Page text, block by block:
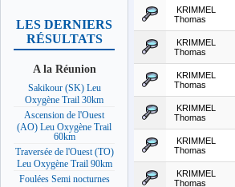
LES DERNIERS
RÉSULTATS
A la Réunion
Sakikour (SK) Leu
Oxygène Trail 30km
Ascension de l'Ouest
(AO) Leu Oxygène Trail
60km
Traversée de l'Ouest (TO)
Leu Oxygène Trail 90km
Foulées Semi nocturnes
KRIMMEL
Thomas
KRIMMEL
Thomas
KRIMMEL
Thomas
KRIMMEL
Thomas
KRIMMEL
Thomas
KRIMMEL
Thomas